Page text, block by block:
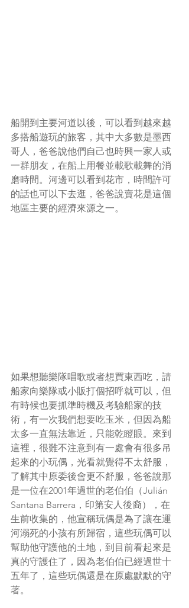
船開到主要河道以後，可以看到越來越
多搭船遊玩的旅客，其中大多數是墨西
哥人，爸爸說他們自己也時興一家人或
一群朋友，在船上用餐並載歌載舞的消
磨時間。河邊可以看到花市，時間許可
的話也可以下去逛，爸爸說賣花是這個
地區主要的經濟來源之一。
如果想聽樂隊唱歌或者想買東西吃，請
船家向樂隊或小販打個招呼就可以，但
有時候也要抓準時機及考驗船家的技
術，有一次我們想要吃玉米，但因為船
太多一直無法靠近，只能乾瞪眼。來到
這裡，很難不注意到有一處會有很多吊
起來的小玩偶，光看就覺得不太舒服，
了解其中原委後會更不舒服，爸爸說那
是一位在2001年過世的老伯伯（Julián
Santana Barrera，印第安人後裔），在
生前收集的，他宣稱玩偶是為了讓在運
河溺死的小孩有所歸宿，這些玩偶可以
幫助他守護他的土地，到目前看起來是
真的守護住了，因為老伯伯已經過世十
五年了，這些玩偶還是在原處默默的守
著。